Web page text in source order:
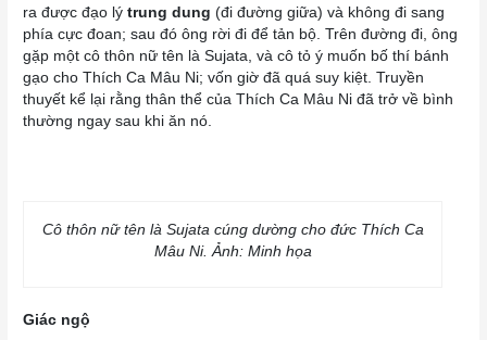
ra được đạo lýtrung dung(đi đường giữa) và không đi sang
phía cực đoan; sau đó ông rời đi để tản bộ. Trên đường đi, ông
gặp một cô thôn nữ tên là Sujata, và cô tỏ ý muốn bố thí bánh
gạo cho Thích Ca Mâu Ni; vốn giờ đã quá suy kiệt. Truyền
thuyết kể lại rằng thân thể của Thích Ca Mâu Ni đã trở về bình
thường ngay sau khi ăn nó.
Cô thôn nữ tên là Sujata cúng dường cho đức Thích Ca
Mâu Ni. Ảnh: Minh họa
Giác ngộ